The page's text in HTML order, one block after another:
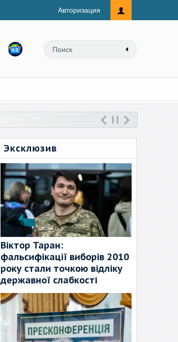
Авторизация
Эксклюзив
Віктор Таран:
фальсифікації виборів 2010
року стали точкою відліку
державної слабкості